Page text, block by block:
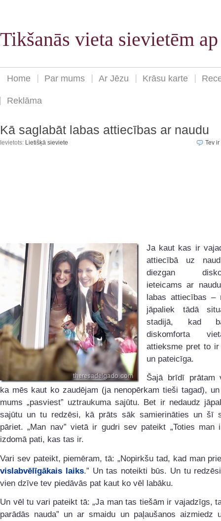
Tikšanās vieta sievietēm
Home Par mums Ar Jēzu Krāsu karte
Reklāma
Kā saglabāt labas attiecības ar naudu
Ievietots: Lietišķā sieviete Tev ir
Ja kaut kas ir
attiecībā uz
diezgan
ieteicams ar
labas attiecības –
jāpaliek tādā
stadijā, kad
diskomforta
attieksme pret to ir
un pateicīga.
Šajā brīdī prātam
ka mēs kaut ko zaudējam (ja nenopērkam tieši tagad),
mums „pasviest” uztraukuma sajūtu. Bet ir nedaudz
sajūtu un tu redzēsi, kā prāts sāk samierināties un šī
pāriet. „Man nav” vietā ir gudri sev pateikt „Toties
izdomā pati, kas tas ir.
Vari sev pateikt, piemēram, tā: „Nopirkšu tad, kad man
vislabvēlīgākais laiks.” Un tas noteikti būs. Un tu
vien dzīve tev piedāvās pat kaut ko vēl labāku.
Un vēl tu vari pateikt tā: „Ja man tas tiešām ir vajadzīgs,
parādās nauda” un ar smaidu un paļaušanos aizmiedz